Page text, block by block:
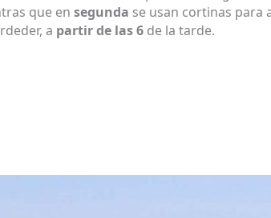
que en segunda se usan cortinas para
a partir de las 6de la tarde.